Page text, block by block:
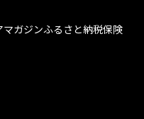
マガジンふるさと納税保険